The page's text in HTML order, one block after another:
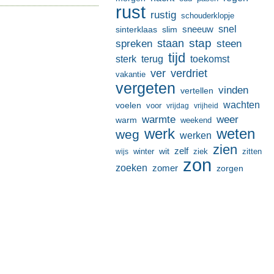
rust rustig schouderklopje
sinterklaas slim sneeuw snel
spreken staan stap steen
sterk terug tijd toekomst
vakantie ver verdriet
vergeten vertellen vinden
voelen voor vrijdag vrijheid wachten
warm warmte weekend weer
weg werk werken weten
wijs winter wit zelf ziek zien zitten
zoeken zomer zon zorgen